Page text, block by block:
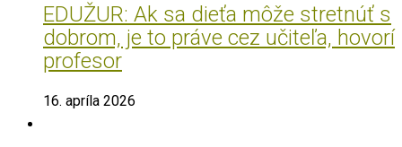
EDUŽUR: Ak sa dieťa môže stretnúť s
dobrom, je to práve cez učiteľa, hovorí
profesor
16. apríla 2026